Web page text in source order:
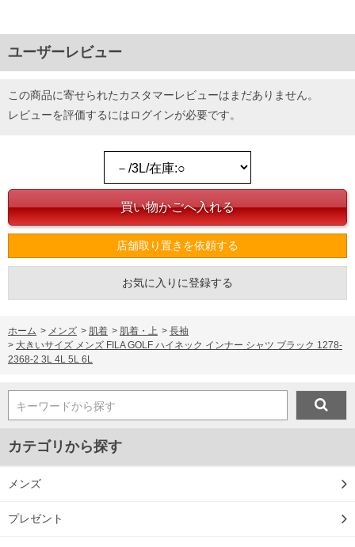
ユーザーレビュー
この商品に寄せられたカスタマーレビューはまだありません。
レビューを評価するにはログインが必要です。
店舗取り置きを依頼する
お気に入りに登録する
ホーム > メンズ > 肌着 > 肌着・上 > 長袖
> 大きいサイズ メンズ FILA GOLF ハイネック インナー シャツ ブラック 1278-
2368-2 3L 4L 5L 6L
キーワードから探す
カテゴリから探す
メンズ
プレゼント